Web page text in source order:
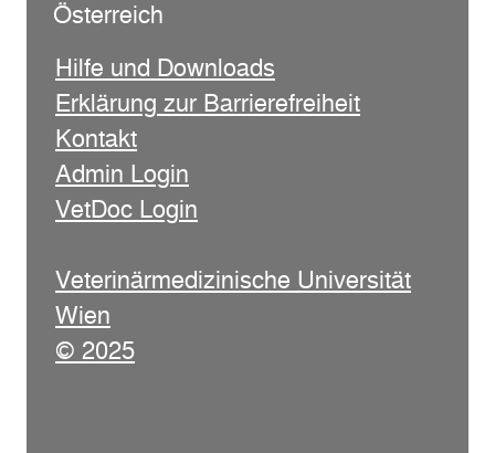
Österreich
Hilfe und Downloads
Erklärung zur Barrierefreiheit
Kontakt
Admin Login
VetDoc Login
Veterinärmedizinische Universität
Wien
© 2025